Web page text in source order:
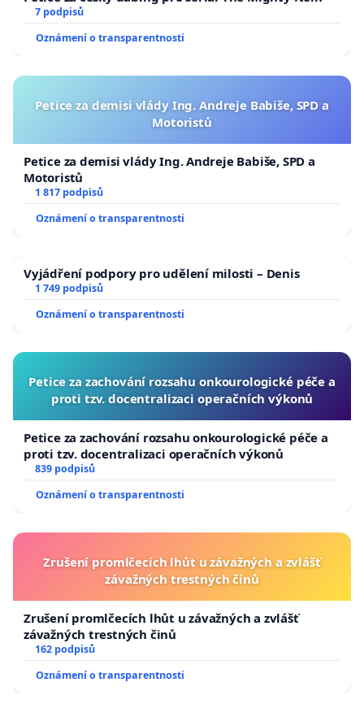
7 podpisů
Oznámení o transparentnosti
Petice za demisi vlády Ing. Andreje Babiše, SPD a
Motoristů
Petice za demisi vlády Ing. Andreje Babiše, SPD a
Motoristů
1 817 podpisů
Oznámení o transparentnosti
Vyjádření podpory pro udělení milosti – Denis
1 749 podpisů
Oznámení o transparentnosti
Petice za zachování rozsahu onkourologické péče a
proti tzv. docentralizaci operačních výkonů
Petice za zachování rozsahu onkourologické péče a
proti tzv. docentralizaci operačních výkonů
839 podpisů
Oznámení o transparentnosti
Zrušení promlčecích lhůt u závažných a zvlášť
závažných trestných činů
Zrušení promlčecích lhůt u závažných a zvlášť
závažných trestných činů
162 podpisů
Oznámení o transparentnosti